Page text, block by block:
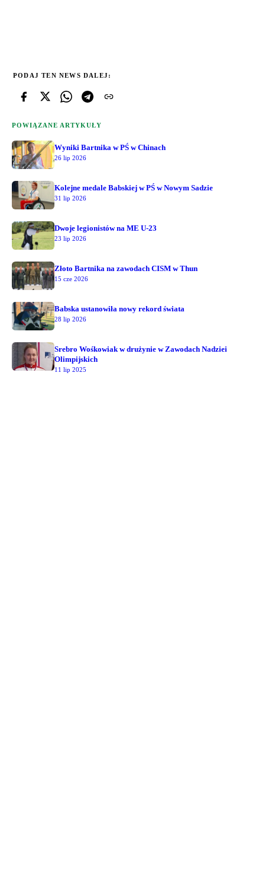
PODAJ TEN NEWS DALEJ:
POWIĄZANE ARTYKUŁY
Wyniki Bartnika w PŚ w Chinach
26 lip 2026
Kolejne medale Babskiej w PŚ w Nowym Sadzie
31 lip 2026
Dwoje legionistów na ME U-23
23 lip 2026
Złoto Bartnika na zawodach CISM w Thun
15 cze 2026
Babska ustanowiła nowy rekord świata
28 lip 2026
Srebro Wośkowiak w drużynie w Zawodach Nadziei
Olimpijskich
11 lip 2025